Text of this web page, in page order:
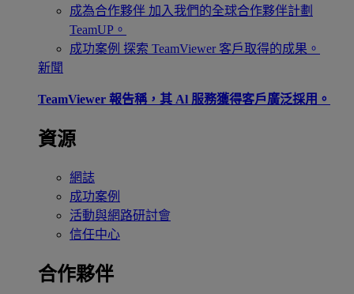
成為合作夥伴 加入我們的全球合作夥伴計劃
TeamUP。
成功案例 探索 TeamViewer 客戶取得的成果。
新聞
TeamViewer 報告稱，其 Al 服務獲得客戶廣泛採用。
資源
網誌
成功案例
活動與網路研討會
信任中心
合作夥伴